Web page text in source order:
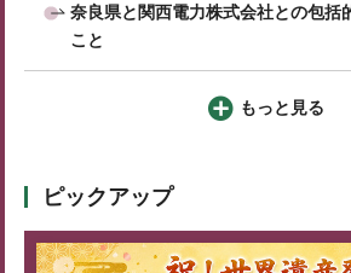
奈良県と関西電力株式会社との包括
こと
もっと見る
ピックアップ